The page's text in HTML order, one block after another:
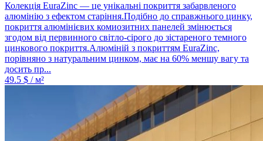
Колекція EuraZinc — це унікальні покриття забарвленого
алюмінію з ефектом старіння.Подібно до справжнього цинку,
покриття алюмінієвих комиозитних панелей змінюється
згодом від первинного світло-сірого до зістареного темного
цинкового покриття.Алюміній з покриттям EuraZinc,
порівняно з натуральним цинком, має на 60% меншу вагу та
досить пр...
49.5 $ / м²